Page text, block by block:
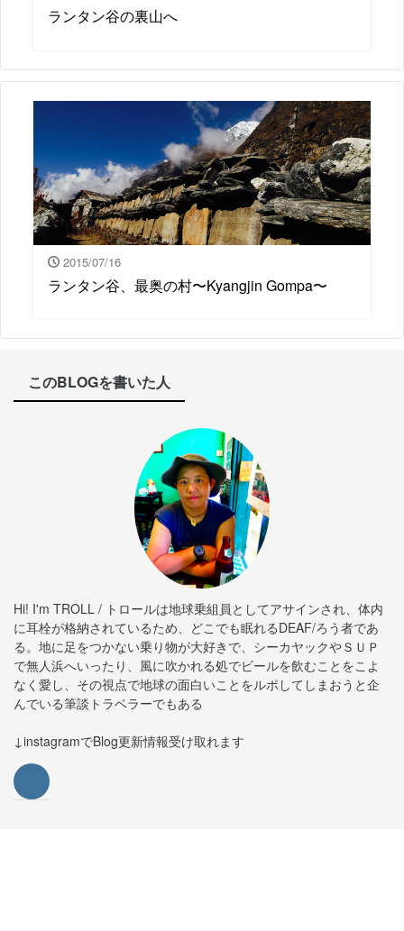
ランタン谷の裏山へ
2015/07/16
ランタン谷、最奥の村〜Kyangjin Gompa〜
このBLOGを書いた人
Hi! I'm TROLL / トロールは地球乗組員としてアサインされ、体内
に耳栓が格納されているため、どこでも眠れるDEAF/ろう者であ
る。地に足をつかない乗り物が大好きで、シーカヤックやＳＵＰ
で無人浜へいったり、風に吹かれる処でビールを飲むことをこよ
なく愛し、その視点で地球の面白いことをルポしてしまおうと企
んでいる筆談トラベラーでもある
↓instagramでBlog更新情報受け取れます